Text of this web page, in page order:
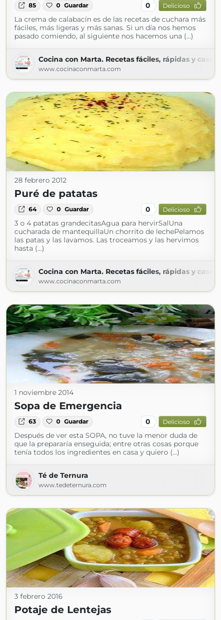
85 0 Guardar 0 Delicioso
La crema de calabacín es de las recetas de cuchara más
fáciles, más ligeras y más sanas. Si un día nos hemos
pasado comiendo, al siguiente nos hacemos una (...)
Cocina con Marta. Recetas fáciles, rápidas y
www.cocinaconmarta.com
28 febrero 2012
Puré de patatas
64 0 Guardar 0 Delicioso
3 o 4 patatas grandecitasAgua para hervirSalUna
cucharada de mantequillaUn chorrito de lechePelamos
las patas y las lavamos. Las troceamos y las hervimos
hasta (...)
Cocina con Marta. Recetas fáciles, rápidas y
www.cocinaconmarta.com
1 noviembre 2014
Sopa de Emergencia
63 0 Guardar 0 Delicioso
Después de ver esta SOPA, no tuve la menor duda de
que la prepararía enseguida; entre otras cosas porque
tenía todos los ingredientes en casa y quiero (...)
Té de Ternura
www.tedeternura.com
3 febrero 2016
Potaje de Lentejas